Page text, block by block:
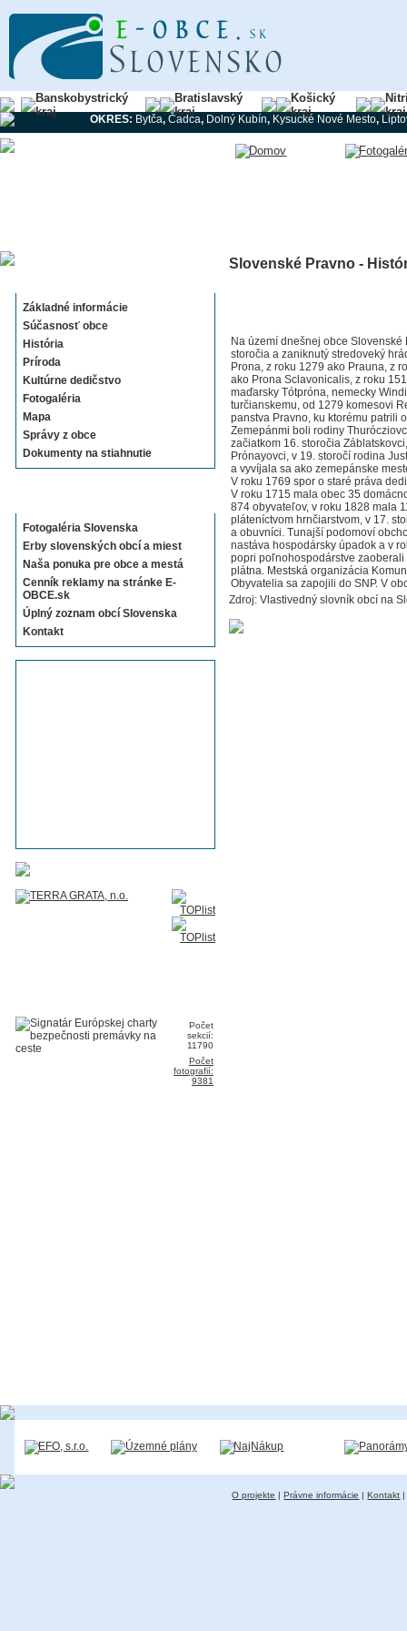
Banskobystrický
kraj
Bratislavský
kraj
Košický
kraj
kraj
OKRES: Bytča, Čadca, Dolný Kubín, Kysucké Nové Mesto,
Základné informácie
Súčasnosť obce
História
Príroda
Kultúrne dedičstvo
Fotogaléria
Mapa
Správy z obce
Dokumenty na stiahnutie
Fotogaléria Slovenska
Erby slovenských obcí a miest
Naša ponuka pre obce a mestá
Cenník reklamy na stránke E-
OBCE.sk
Úplný zoznam obcí Slovenska
Kontakt
Počet
sekcií:
11790
Počet
fotografií:
9381
Slovenské Pravno -
Na území dnešnej obce
storočia a zaniknutý stredoveký
Prona, z roku 1279 ako Prauna, z
ako Prona Sclavonicalis, z roku
maďarsky Tótpróna, nemecky
turčianskemu, od 1279 komesovi
panstva Pravno, ku ktorému patrili
Zemepánmi boli rodiny
začiatkom 16. storočia
Prónayovci, v 19. storočí rodina
a vyvíjala sa ako zemepánske
V roku 1769 spor o staré práva
V roku 1715 mala obec 35
874 obyvateľov, v roku 1828 mala
pláteníctvom hrnčiarstvom, v 17.
a obuvníci. Tunajší podomoví
nastáva hospodársky úpadok a v
popri poľnohospodárstve zaoberali
plátna. Mestská organizácia
Obyvatelia sa zapojili do SNP. V
Zdroj: Vlastivedný slovník obcí na
O projekte |Právne informácie |Kontakt